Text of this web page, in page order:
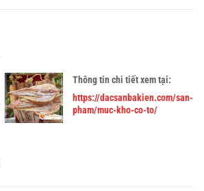
Thông tin chi tiết xem tại:
https://dacsanbakien.com/san-
pham/muc-kho-co-to/